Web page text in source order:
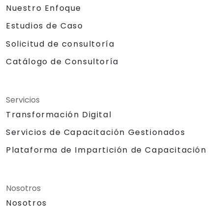
Nuestro Enfoque
Estudios de Caso
Solicitud de consultoría
Catálogo de Consultoría
Servicios
Transformación Digital
Servicios de Capacitación Gestionados
Plataforma de Impartición de Capacitación
Nosotros
Nosotros